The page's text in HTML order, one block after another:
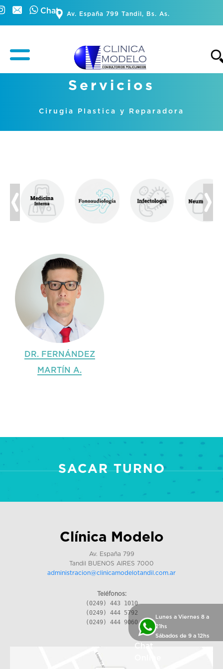
Chat Av. España 799 Tandil, Bs. As.
Servicios
Cirugia Plastica y Reparadora
Chat
Lunes a Viernes 8 a
21hs
Sábados de 9 a 12hs
DR. FERNÁNDEZ
MARTÍN A.
SACAR TURNO
Clínica Modelo
Av. España 799
Tandil BUENOS AIRES 7000
administracion@clinicamodelotandil.com.ar
Teléfonos:
(0249) 443 1010
(0249) 444 5792
(0249) 444 9060